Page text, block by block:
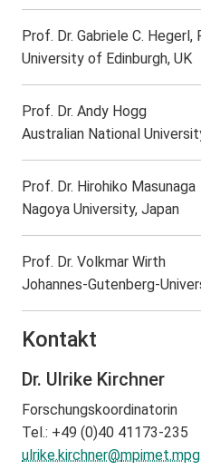
Prof. Dr. Gabriele C. Hegerl,
University of Edinburgh, UK
Prof. Dr. Andy Hogg
Australian National
Prof. Dr. Hirohiko Masunaga
Nagoya University, Japan
Prof. Dr. Volkmar Wirth
Johannes-Gutenberg-
Kontakt
Dr. Ulrike Kirchner
Forschungskoordinatorin
Tel.: +49 (0)40 41173-235
ulrike.kirchner@